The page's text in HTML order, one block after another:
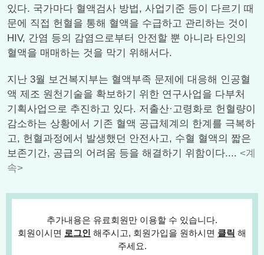
있다. 국가마다 혈액검사 방법, 사업기준 등이 다르기 때
문에 직접 헌혈을 통해 혈액을 수급하고 관리하는 것이
HIV, 간염 등의 감염으로부터 안전할 뿐 아니라 타인의
혈액을 매매하는 것을 막기 위해서다.
지난 3월 보건복지부는 혈액부족 문제에 대응해 인공혈
액 제조 원천기술을 확보하기 위한 연구사업을 다부처
기획사업으로 추진하고 있다. 저출산·고령화로 헌혈량이
감소하는 상황에서 기존 혈액 공급체계의 한계를 극복하
고, 헌혈과정에서 발생했던 안전사고, 수혈 혈액의 짧은
보존기간, 공급의 어려움 등을 해결하기 위함이다.... <계
속>
추가내용은 유료회원만 이용할 수 있습니다.
회원이시면 로그인 해주시고, 회원가입을 원하시면 클릭 해
주세요.